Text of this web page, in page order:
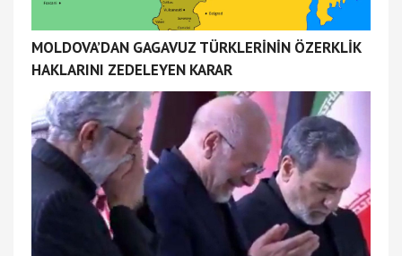
MOLDOVA’DAN GAGAVUZ TÜRKLERİNİN ÖZERKLİK
HAKLARINI ZEDELEYEN KARAR